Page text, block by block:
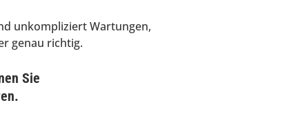
unkompliziert Wartungen,
genau richtig.
Sie